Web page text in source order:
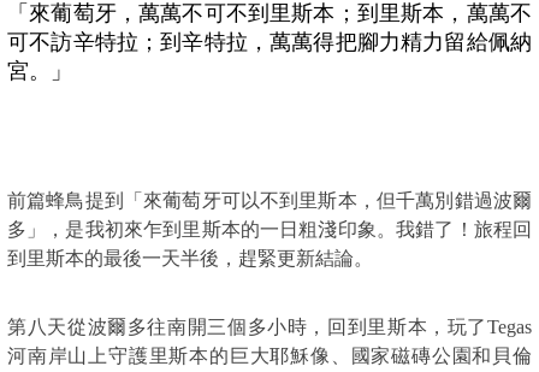
「來葡萄牙，萬萬不可不到里斯本；到里斯本，萬萬不
可不訪辛特拉；到辛特拉，萬萬得把腳力精力留給佩納
宮。」
前篇蜂鳥提到「來葡萄牙可以不到里斯本，但千萬別錯過波爾
多」，是我初來乍到里斯本的一日粗淺印象。我錯了！旅程回
到里斯本的最後一天半後，趕緊更新結論。
第八天從波爾多往南開三個多小時，回到里斯本，玩了Tegas
河南岸山上守護里斯本的巨大耶穌像、國家磁磚公園和貝倫